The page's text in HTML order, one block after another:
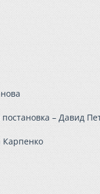
– Давид
Карпенко